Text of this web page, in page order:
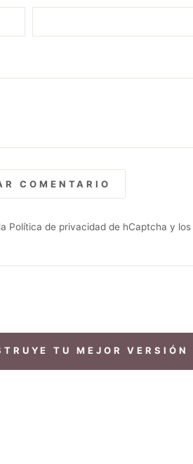
COMENTARIO
la Política de privacidad de hCaptcha y los
TU MEJOR VERSIÓN